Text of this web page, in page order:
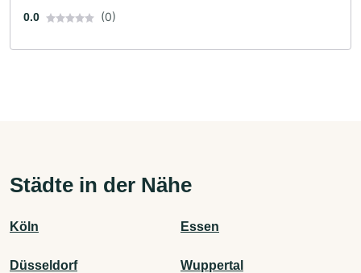
0.0 (0)
Städte in der Nähe
Köln Essen
Düsseldorf Wuppertal